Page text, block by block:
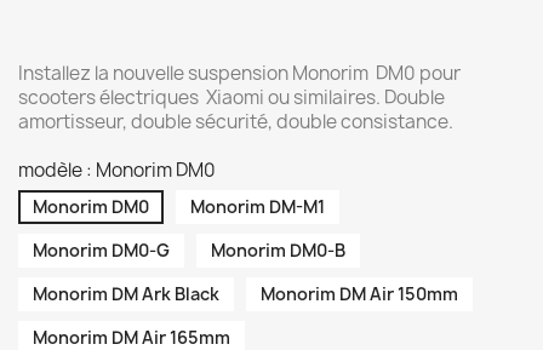
Installez la nouvelle suspension Monorim DM0 pour
scooters électriques Xiaomi ou similaires. Double
amortisseur, double sécurité, double consistance.
modèle : Monorim DM0
Monorim DM0
Monorim DM-M1
Monorim DM0-G
Monorim DM0-B
Monorim DM Ark Black
Monorim DM Air 150mm
Monorim DM Air 165mm